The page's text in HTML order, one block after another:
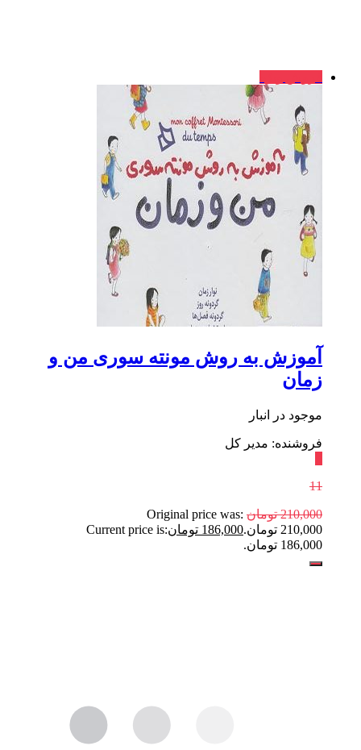
آموزش به روش مونته سوری من‌ و‌
زمان
موجود در انبار
فروشنده: مدیر کل
11
210,000 تومان Original price was:
210,000 تومان.
186,000 تومانCurrent price is:
186,000 تومان.